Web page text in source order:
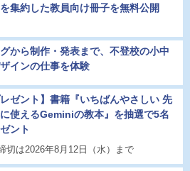
集約した教員向け冊子を無料公開
から制作・発表まで、不登校の小中
インの仕事を体験
レゼント】書籍『いちばんやさしい 先
使えるGeminiの教本』を抽選で5名
ント
は2026年8月12日（水）まで